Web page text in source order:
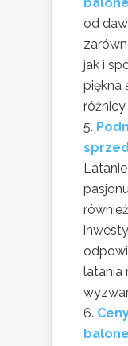
od
jak i
piękna
różnicy
latania